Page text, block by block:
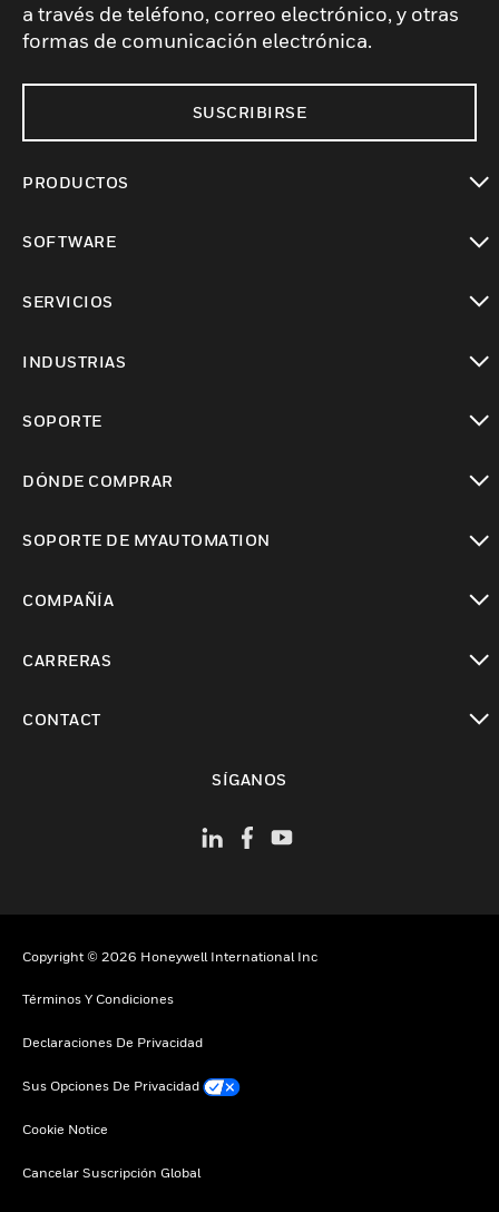
a través de teléfono, correo electrónico, y otras
formas de comunicación electrónica.
SUSCRIBIRSE
PRODUCTOS
SOFTWARE
SERVICIOS
INDUSTRIAS
SOPORTE
DÓNDE COMPRAR
SOPORTE DE MYAUTOMATION
COMPAÑÍA
CARRERAS
CONTACT
SÍGANOS
Copyright © 2026 Honeywell International Inc
Términos Y Condiciones
Declaraciones De Privacidad
Sus Opciones De Privacidad
Cookie Notice
Cancelar Suscripción Global